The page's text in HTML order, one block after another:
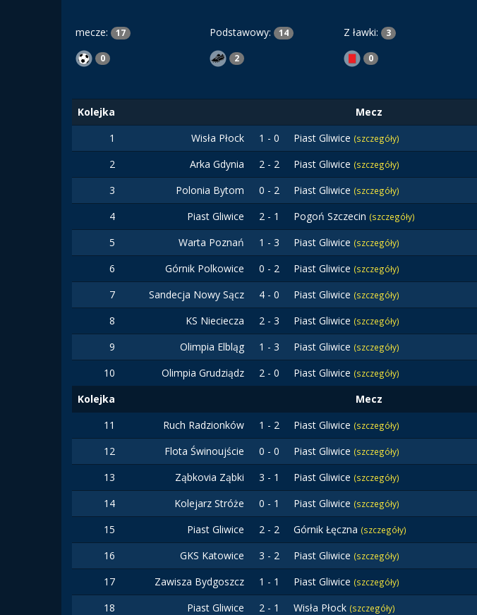
mecze: 17 Podstawowy: 14 Z ławki: 3
0 2 0
Kolejka Mecz
1
Wisła Płock 1 - 0 Piast Gliwice (szczegóły)
2 Arka Gdynia 2 - 2 Piast Gliwice (szczegóły)
3 Polonia Bytom 0 - 2 Piast Gliwice (szczegóły)
4 Piast Gliwice 2 - 1 Pogoń Szczecin (szczegóły)
5 Warta Poznań 1 - 3 Piast Gliwice (szczegóły)
6 Górnik Polkowice 0 - 2 Piast Gliwice (szczegóły)
7 Sandecja Nowy Sącz 4 - 0 Piast Gliwice (szczegóły)
8
KS Nieciecza 2 - 3 Piast Gliwice (szczegóły)
9
Olimpia Elbląg 1 - 3 Piast Gliwice (szczegóły)
10
Olimpia Grudziądz 2 - 0 Piast Gliwice (szczegóły)
Kolejka
Mecz
11
Ruch Radzionków 1 - 2 Piast Gliwice (szczegóły)
12 Flota Świnoujście 0 - 0 Piast Gliwice (szczegóły)
13
Ząbkovia Ząbki 3 - 1 Piast Gliwice (szczegóły)
14
Kolejarz Stróże 0 - 1 Piast Gliwice (szczegóły)
15
Piast Gliwice 2 - 2 Górnik Łęczna (szczegóły)
16
GKS Katowice 3 - 2 Piast Gliwice (szczegóły)
17 Zawisza Bydgoszcz 1 - 1 Piast Gliwice (szczegóły)
18
Piast Gliwice 2 - 1 Wisła Płock (szczegóły)